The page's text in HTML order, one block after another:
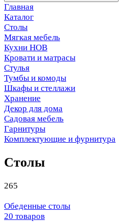
Главная
Каталог
Столы
Мягкая мебель
Кухни НОВ
Кровати и матрасы
Стулья
Тумбы и комоды
Шкафы и стеллажи
Хранение
Декор для дома
Садовая мебель
Гарнитуры
Комплектующие и фурнитура
Столы
265
Обеденные столы
20 товаров